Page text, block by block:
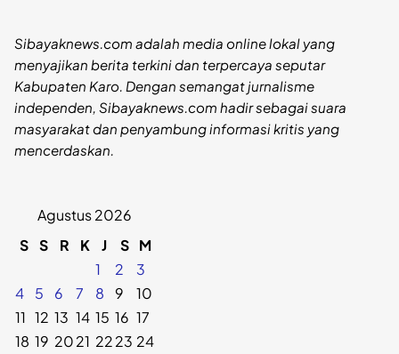
Sibayaknews.com adalah media online lokal yang
menyajikan berita terkini dan terpercaya seputar
Kabupaten Karo. Dengan semangat jurnalisme
independen, Sibayaknews.com hadir sebagai suara
masyarakat dan penyambung informasi kritis yang
mencerdaskan.
Agustus 2026
S S R K J S M
1
2
3
4
5 6 7 8 9
10
11 12 13 14 15 16 17
18 19 2021 2223 24